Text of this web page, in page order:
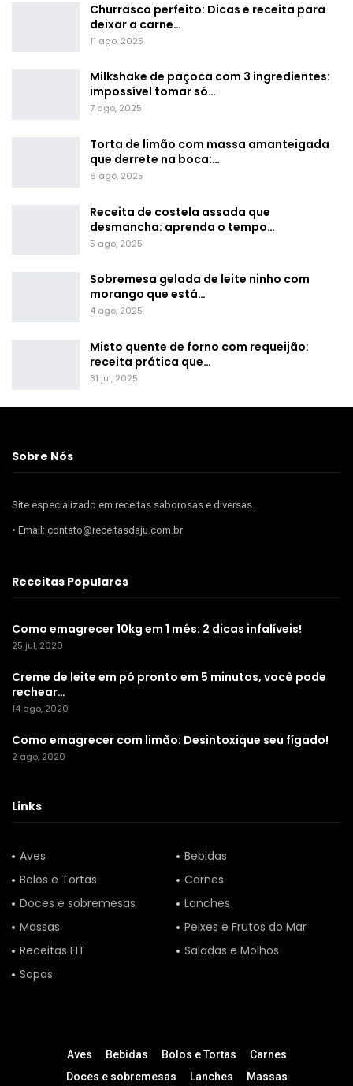
Churrasco perfeito: Dicas e receita para
deixar a carne…
11 ago, 2025
Milkshake de paçoca com 3 ingredientes:
impossível tomar só…
7 ago, 2025
Torta de limão com massa amanteigada
que derrete na boca:…
6 ago, 2025
Receita de costela assada que
desmancha: aprenda o tempo…
5 ago, 2025
Sobremesa gelada de leite ninho com
morango que está…
4 ago, 2025
Misto quente de forno com requeijão:
receita prática que…
31 jul, 2025
Sobre Nós
Site especializado em receitas saborosas e diversas.
• Email: contato@receitasdaju.com.br
Receitas Populares
Como emagrecer 10kg em 1 mês: 2 dicas infalíveis!
25 jul, 2020
Creme de leite em pó pronto em 5 minutos, você pode
rechear…
14 ago, 2020
Como emagrecer com limão: Desintoxique seu fígado!
2 ago, 2020
Links
Aves
Bebidas
Bolos e Tortas
Carnes
Doces e sobremesas
Lanches
Massas
Peixes e Frutos do Mar
Receitas FIT
Saladas e Molhos
Sopas
Aves Bebidas Bolos e Tortas
Carnes
Doces e sobremesas
Lanches Massas